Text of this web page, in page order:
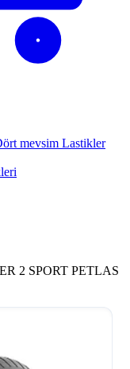
mevsim Lastikler
2 SPORT PETLAS